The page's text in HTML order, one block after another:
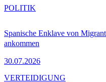
Spanische Enklave von
ankommen
30.07.2026
POLITIK
VERTEIDIGUNG